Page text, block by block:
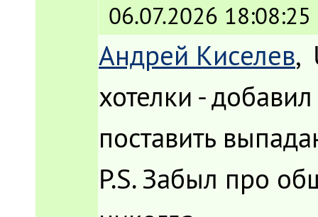
06.07.2026 18:08:25
Андрей Киселев,
хотелки -
поставить
P.S. Забыл про